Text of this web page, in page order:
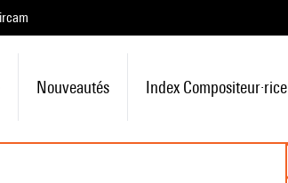
Nouveautés Index Compositeur·rice